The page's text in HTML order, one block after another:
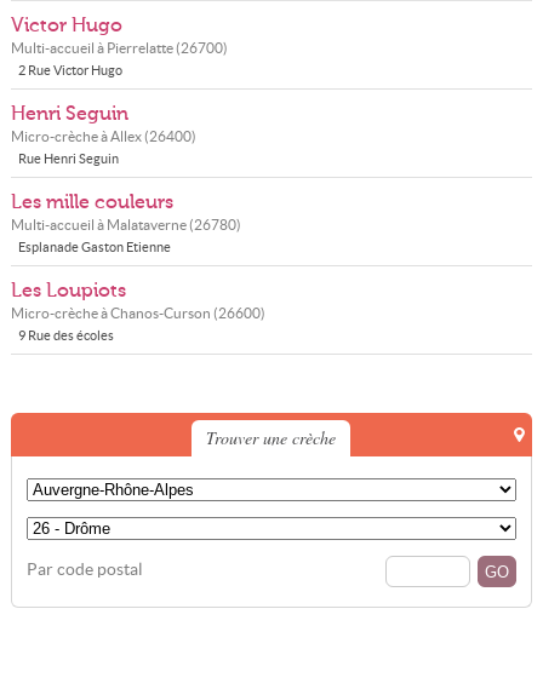
Victor Hugo
Multi-accueil à Pierrelatte(26700)
2 Rue Victor Hugo
Henri Seguin
Micro-crèche àAllex(26400)
Rue Henri Seguin
Les mille couleurs
Multi-accueil à Malataverne(26780)
Esplanade Gaston Etienne
Les Loupiots
Micro-crèche àChanos-Curson (26600)
9 Rue des écoles
Trouver une crèche
Par code postal